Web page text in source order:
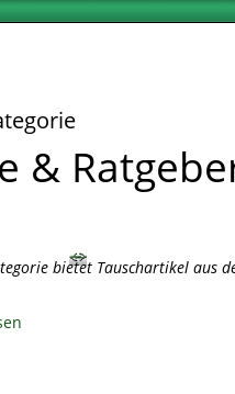
&
bietet Tauschartikel aus